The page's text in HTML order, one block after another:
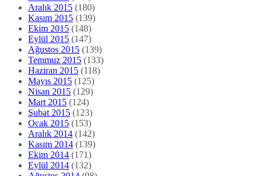
Aralık 2015 (180)
Kasım 2015 (139)
Ekim 2015 (148)
Eylül 2015 (147)
Ağustos 2015 (139)
Temmuz 2015 (133)
Haziran 2015 (118)
Mayıs 2015 (125)
Nisan 2015 (129)
Mart 2015 (124)
Şubat 2015 (123)
Ocak 2015 (153)
Aralık 2014 (142)
Kasım 2014 (139)
Ekim 2014 (171)
Eylül 2014 (132)